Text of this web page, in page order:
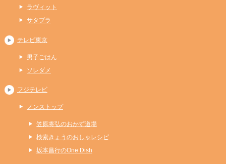
ラヴィット
サタプラ
テレビ東京
男子ごはん
ソレダメ
フジテレビ
ノンストップ
笠原将弘のおかず道場
検索きょうのおしゃレシピ
坂本昌行のOne Dish